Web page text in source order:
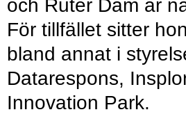
och Ruter Dam är
För tillfället sitter
bland annat i
Datarespons,
Innovation Park.